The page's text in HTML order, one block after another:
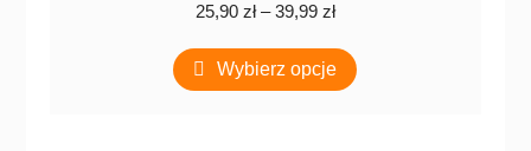
25,90 zł – 39,99 złZakres
od
25,90 zł
Wybierz opcje
produkt